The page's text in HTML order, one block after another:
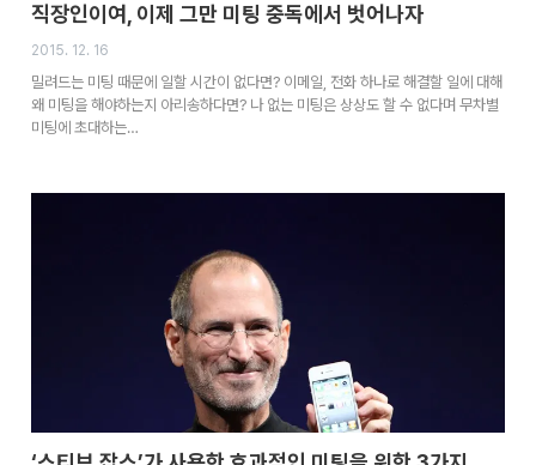
직장인이여, 이제 그만 미팅 중독에서 벗어나자
2015. 12. 16
밀려드는 미팅 때문에 일할 시간이 없다면? 이메일, 전화 하나로 해결할 일에 대해
왜 미팅을 해야하는지 아리송하다면? 나 없는 미팅은 상상도 할 수 없다며 무차별
미팅에 초대하는…